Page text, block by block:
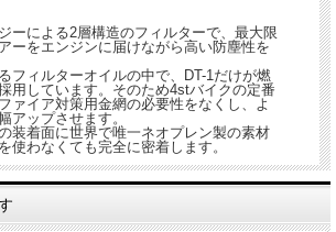
ーによる2層構造のフィルターで、最大限
ーをエンジンに届けながら高い防塵性を
フィルターオイルの中で、DT-1だけが燃
用しています。そのため4stバイクの定番
ァイア対策用金網の必要性をなくし、よ
アップさせます。
装着面に世界で唯一ネオプレン製の素材
使わなくても完全に密着します。